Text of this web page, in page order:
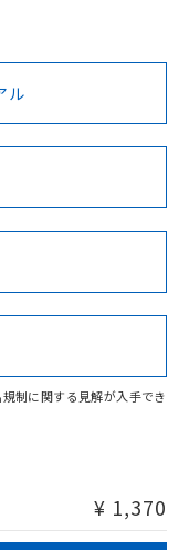
、以下を必ずお読
Cr(VI)
ります。
ル
制に関する見解が入手でき
¥ 1,370